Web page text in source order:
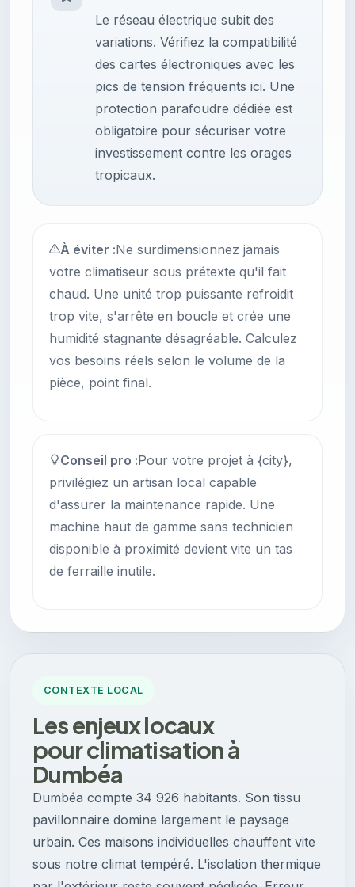
Le réseau électrique subit des
variations. Vérifiez la compatibilité
des cartes électroniques avec les
pics de tension fréquents ici. Une
protection parafoudre dédiée est
obligatoire pour sécuriser votre
investissement contre les orages
tropicaux.
À éviter :Ne surdimensionnez jamais
votre climatiseur sous prétexte qu'il fait
chaud. Une unité trop puissante refroidit
trop vite, s'arrête en boucle et crée une
humidité stagnante désagréable. Calculez
vos besoins réels selon le volume de la
pièce, point final.
Conseil pro :Pour votre projet à {city},
privilégiez un artisan local capable
d'assurer la maintenance rapide. Une
machine haut de gamme sans technicien
disponible à proximité devient vite un tas
de ferraille inutile.
CONTEXTE LOCAL
Les enjeux locaux
pour climatisation à
Dumbéa
Dumbéa compte 34 926 habitants. Son tissu
pavillonnaire domine largement le paysage
urbain. Ces maisons individuelles chauffent vite
sous notre climat tempéré. L'isolation thermique